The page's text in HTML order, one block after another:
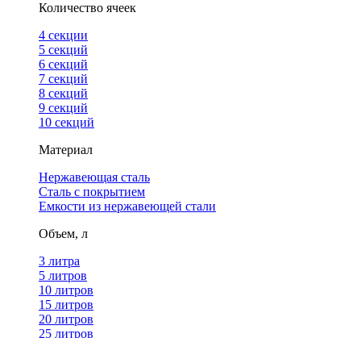
Количество ячеек
4 cекции
5 секций
6 секций
7 секций
8 секций
9 секций
10 секций
Материал
Нержавеющая сталь
Сталь с покрытием
Емкости из нержавеющей стали
Объем, л
3 литра
5 литров
10 литров
15 литров
20 литров
25 литров